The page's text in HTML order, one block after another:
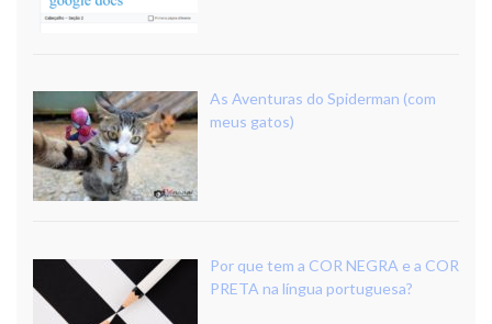
As Aventuras do Spiderman (com
meus gatos)
Por que tem a COR NEGRA e a COR
PRETA na língua portuguesa?